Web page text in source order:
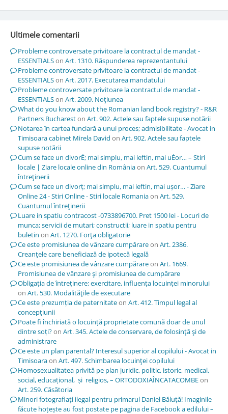
Ultimele comentarii
Probleme controversate privitoare la contractul de mandat -
ESSENTIALSon Art. 1310. Răspunderea reprezentantului
Probleme controversate privitoare la contractul de mandat -
ESSENTIALSon Art. 2017. Executarea mandatului
Probleme controversate privitoare la contractul de mandat -
ESSENTIALSon Art. 2009. Noţiunea
What do you know about the Romanian land book registry? - R&R
Partners Buchareston Art. 902. Actele sau faptele supuse notării
Notarea în cartea funciară a unui proces; admisibilitate - Avocat in
Timisoara cabinet Mirela David on Art. 902. Actele sau faptele
supuse notării
Cum se face un divorÈ; mai simplu, mai ieftin, mai uÈor… – Stiri
locale | Ziare locale online din Româniaon Art. 529. Cuantumul
întreţinerii
Cum se face un divorț; mai simplu, mai ieftin, mai ușor… - Ziare
Online 24 - Stiri Online - Stiri locale Romaniaon Art. 529.
Cuantumul întreţinerii
Luare in spatiu contracost -0733896700. Pret 1500 lei - Locuri de
munca; servicii de mutari; constructii; luare in spatiu pentru
buletin on Art. 1270. Forţa obligatorie
Ce este promisiunea de vânzare cumpărareon Art. 2386.
Creanţele care beneficiază de ipotecă legală
Ce este promisiunea de vânzare cumpărareon Art. 1669.
Promisiunea de vânzare şi promisiunea de cumpărare
Obligația de întreținere: exercitare, influența locuinței minorului
on Art. 530. Modalităţile de executare
Ce este prezumția de paternitateon Art. 412. Timpul legal al
concepţiunii
Poate fi închiriată o locuință proprietate comună doar de unul
dintre soți?on Art. 345. Actele de conservare, de folosinţă şi de
administrare
Ce este un plan parental? Interesul superior al copilului - Avocat in
Timisoaraon Art. 497. Schimbarea locuinţei copilului
Homosexualitatea privită pe plan juridic, politic, istoric, medical,
social, educațional, și religios, – ORTODOXIAÎNCATACOMBEon
Art. 259. Căsătoria
Minori fotografiați ilegal pentru primarul Daniel Băluță! Imaginile
făcute hoțește au fost postate pe pagina de Facebook a edilului –